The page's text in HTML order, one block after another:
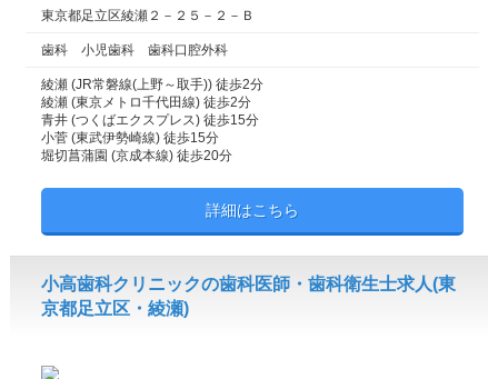
東京都足立区綾瀬２－２５－２－Ｂ
歯科 小児歯科 歯科口腔外科
綾瀬 (JR常磐線(上野～取手)) 徒歩2分
綾瀬 (東京メトロ千代田線) 徒歩2分
青井 (つくばエクスプレス) 徒歩15分
小菅 (東武伊勢崎線) 徒歩15分
堀切菖蒲園 (京成本線) 徒歩20分
詳細はこちら
小高歯科クリニックの歯科医師・歯科衛生士求人(東
京都足立区・綾瀬)